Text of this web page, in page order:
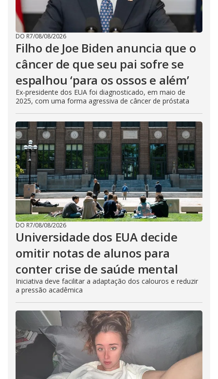
DO R7/08/08/2026
Filho de Joe Biden anuncia que o
câncer de que seu pai sofre se
espalhou ‘para os ossos e além’
Ex-presidente dos EUA foi diagnosticado, em maio de
2025, com uma forma agressiva de câncer de próstata
DO R7/08/08/2026
Universidade dos EUA decide
omitir notas de alunos para
conter crise de saúde mental
Iniciativa deve facilitar a adaptação dos calouros e reduzir
a pressão acadêmica